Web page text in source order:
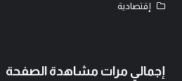
إقتصادية
إجمالي مرات مشاهدة الصفحة